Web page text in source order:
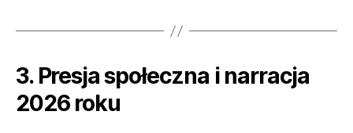
3. Presja społeczna i narracja
2026 roku